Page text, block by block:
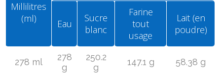
Millilitres
(ml)
Eau
Sucre
blanc
Farine
tout
usage
Lait (en
poudre)
278 ml
278
g
250.2
g
147.1 g 58.38 g